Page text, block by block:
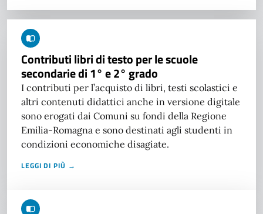
Contributi libri di testo per le scuole
secondarie di 1° e 2° grado
I contributi per l’acquisto di libri, testi scolastici e
altri contenuti didattici anche in versione digitale
sono erogati dai Comuni su fondi della Regione
Emilia-Romagna e sono destinati agli studenti in
condizioni economiche disagiate.
LEGGI DI PIÙ →